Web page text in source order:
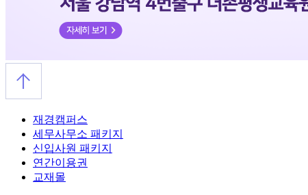
재경캠퍼스
세무사무소 패키지
신입사원 패키지
연간이용권
교재몰